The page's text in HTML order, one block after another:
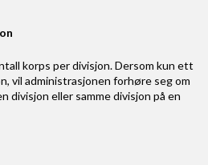
korps per divisjon. Dersom kun ett
vil administrasjonen forhøre seg om
divisjon eller samme divisjon på en